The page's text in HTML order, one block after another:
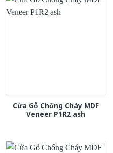
Cửa Gỗ Chống Cháy MDF
Veneer P1R2 ash